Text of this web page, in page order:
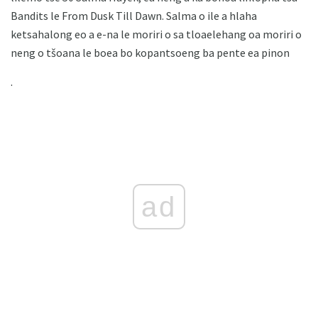
Bandits le From Dusk Till Dawn. Salma o ile a hlaha
ketsahalong eo a e-na le moriri o sa tloaelehang oa moriri o
neng o tšoana le boea bo kopantsoeng ba pente ea pinon
.
ad